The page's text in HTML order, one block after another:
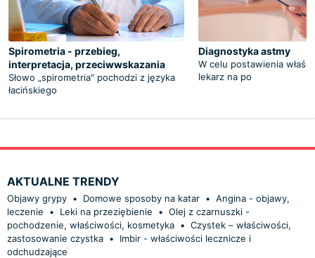
Spirometria - przebieg,
interpretacja, przeciwwskazania
Słowo „spirometria" pochodzi z języka
łacińskiego
Diagnostyka astmy
W celu postawienia
lekarz na po
AKTUALNE TRENDY
Objawy grypy • Domowe sposoby na katar • Angina - objawy,
leczenie
• Leki na przeziębienie • Olej z czarnuszki -
pochodzenie, właściwości, kosmetyka • Czystek – właściwości,
zastosowanie czystka •
Imbir - właściwości lecznicze i
odchudzające